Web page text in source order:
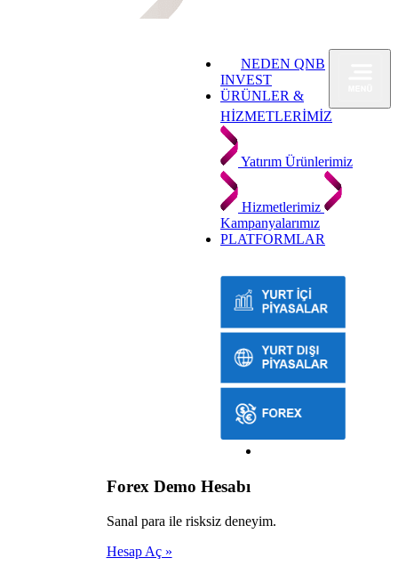
NEDEN QNB
INVEST
ÜRÜNLER &
HİZMETLERİMİZ
Yatırım Ürünlerimiz
Hizmetlerimiz
Kampanyalarımız
PLATFORMLAR
Forex Demo Hesabı
Sanal para ile risksiz deneyim.
Hesap Aç »